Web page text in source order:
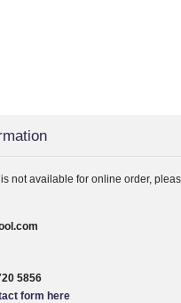
not available for online order,
5856
form here